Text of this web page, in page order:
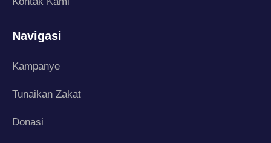
Navigasi
Kampanye
Tunaikan Zakat
Donasi